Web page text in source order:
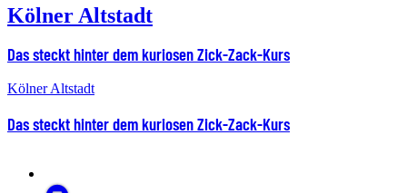
Kölner Altstadt
Das steckt hinter dem kuriosen Zick-Zack-Kurs
Kölner Altstadt
Das steckt hinter dem kuriosen Zick-Zack-Kurs